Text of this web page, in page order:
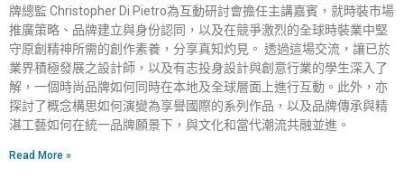
牌總監 Christopher Di Pietro為互動研討會擔任主講嘉賓，就時裝市場
推廣策略、品牌建立與身份認同，以及在競爭激烈的全球時裝業中堅
守原創精神所需的創作素養，分享真知灼見。 透過這場交流，讓已於
業界積極發展之設計師，以及有志投身設計與創意行業的學生深入了
解，一個時尚品牌如何同時在本地及全球層面上進行互動。此外，亦
探討了概念構思如何演變為享譽國際的系列作品，以及品牌傳承與精
湛工藝如何在統一品牌願景下，與文化和當代潮流共融並進。
Read More »